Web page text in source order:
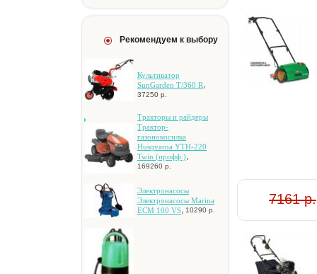
Рекомендуем к выбору
Культиватор
SunGarden T/360 R
37250 р.
Tpaктopы и paйдepы
Tpaктop-
гaзoнoкocилкa
Husqvarna YTH-220
Twin (пpoфф.)
169260 р.
Элeктpoнacocы
Элeктpoнacocы Marina
ECM 100 VS, 10290 р.
7161 р.